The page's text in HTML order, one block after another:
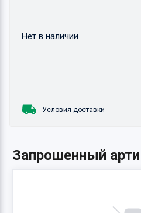
Нет в наличии
Условия доставки
Запрошенный